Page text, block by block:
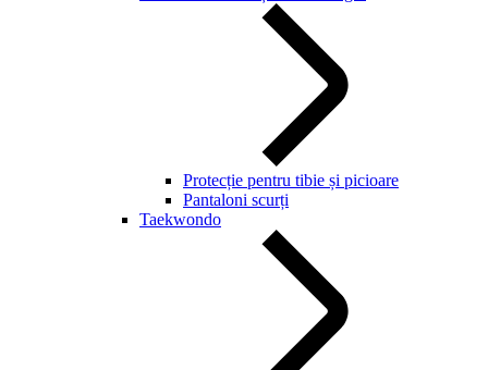
Protecție pentru tibie și picioare
Pantaloni scurți
Taekwondo